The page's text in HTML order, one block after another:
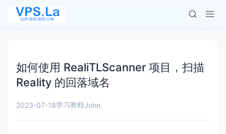
如何使用 RealiTLScanner 项目，扫描
Reality 的回落域名
2023-07-18学习教程John